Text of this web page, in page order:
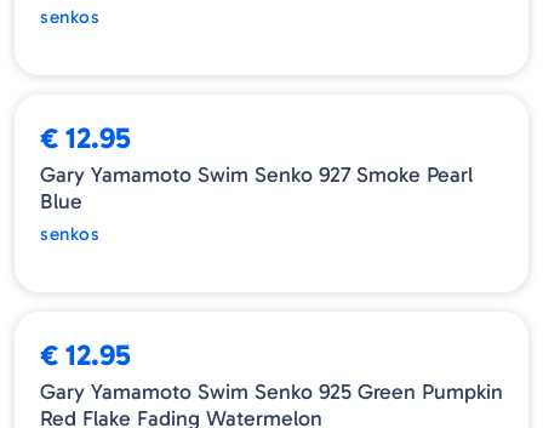
senkos
€ 12.95
Gary Yamamoto Swim Senko 927 Smoke Pearl
Blue
senkos
€ 12.95
Gary Yamamoto Swim Senko 925 Green Pumpkin
Red Flake Fading Watermelon